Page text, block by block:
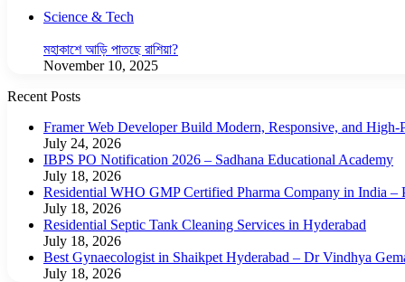
Science & Tech
মহাকাশে আড়ি পাতছে রাশিয়া?
November 10, 2025
Recent Posts
Framer Web Developer Build Modern, Responsive, and High-
July 24, 2026
IBPS PO Notification 2026 – Sadhana Educational Academy
July 18, 2026
Residential WHO GMP Certified Pharma Company in India –
July 18, 2026
Residential Septic Tank Cleaning Services in Hyderabad
July 18, 2026
Best Gynaecologist in Shaikpet Hyderabad – Dr Vindhya
July 18, 2026